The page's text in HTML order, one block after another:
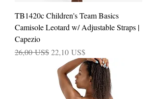
TB1420c Children's Team Basics
Camisole Leotard w/ Adjustable Straps |
Capezio
Precio
26,00 US$Precio de oferta
22,10 US$